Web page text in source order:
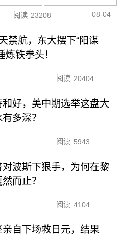
阅读 23208 08-04
禁航，东大摆下“阳谋
炼铁拳头！
阅读 20404
和好，美中期选举这盘大
多深？
阅读 5943
对波斯下狠手，为何在黎
而止？
阅读 4104
亲自下场救日元，结果